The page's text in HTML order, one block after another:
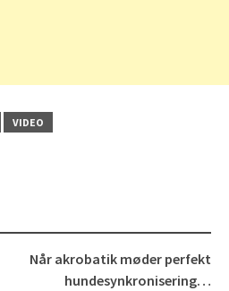
VIDEO
Når akrobatik møder perfekt
hundesynkronisering…